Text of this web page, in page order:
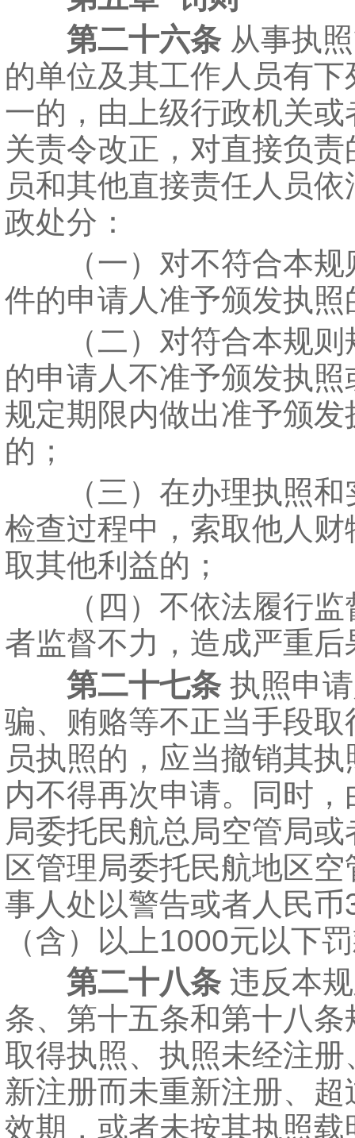
第二十六条从事执
的单位及其工作人员有下
一的，由上级行政机关或
关责令改正，对直接负责
员和其他直接责任人员
政处分：
（一）对不符合本规
件的申请人准予颁发执照
（二）对符合本规则
的申请人不准予颁发执照
规定期限内做出准予颁发
的；
（三）在办理执照和
检查过程中，索取他人财
取其他利益的；
（四）不依法履行监
者监督不力，造成严重后
第二十七条执照申
骗、贿赂等不正当手段取
员执照的，应当撤销其
内不得再次申请。同时，
局委托民航总局空管局
区管理局委托民航地区空
事人处以警告或者人民币
（含）以上1000元以下
第二十八条违反本
条、第十五条和第十八条
取得执照、执照未经注册
新注册而未重新注册、超
效期，或者未按其执照载